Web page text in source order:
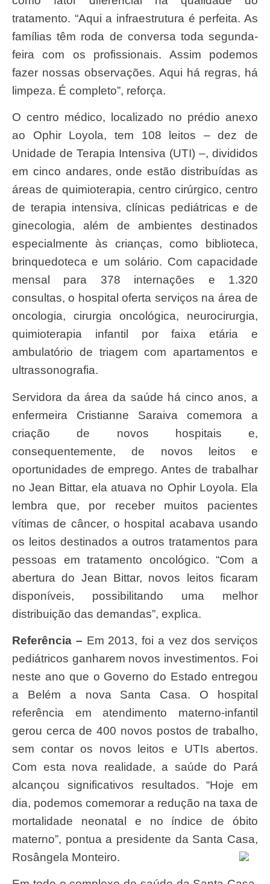
tratamento. “Aqui a infraestrutura é perfeita. As
famílias têm roda de conversa toda segunda-
feira com os profissionais. Assim podemos
fazer nossas observações. Aqui há regras, há
limpeza. É completo”, reforça.
O centro médico, localizado no prédio anexo
ao Ophir Loyola, tem 108 leitos – dez de
Unidade de Terapia Intensiva (UTI) –, divididos
em cinco andares, onde estão distribuídas as
áreas de quimioterapia, centro cirúrgico, centro
de terapia intensiva, clínicas pediátricas e de
ginecologia, além de ambientes destinados
especialmente às crianças, como biblioteca,
brinquedoteca e um solário. Com capacidade
mensal para 378 internações e 1.320
consultas, o hospital oferta serviços na área de
oncologia, cirurgia oncológica, neurocirurgia,
quimioterapia infantil por faixa etária e
ambulatório de triagem com apartamentos e
ultrassonografia.
Servidora da área da saúde há cinco anos, a
enfermeira Cristianne Saraiva comemora a
criação de novos hospitais e,
consequentemente, de novos leitos e
oportunidades de emprego. Antes de trabalhar
no Jean Bittar, ela atuava no Ophir Loyola. Ela
lembra que, por receber muitos pacientes
vítimas de câncer, o hospital acabava usando
os leitos destinados a outros tratamentos para
pessoas em tratamento oncológico. “Com a
abertura do Jean Bittar, novos leitos ficaram
disponíveis, possibilitando uma melhor
distribuição das demandas”, explica.
Referência – Em 2013, foi a vez dos serviços
pediátricos ganharem novos investimentos. Foi
neste ano que o Governo do Estado entregou
a Belém a nova Santa Casa. O hospital
referência em atendimento materno-infantil
gerou cerca de 400 novos postos de trabalho,
sem contar os novos leitos e UTIs abertos.
Com esta nova realidade, a saúde do Pará
alcançou significativos resultados. “Hoje em
dia, podemos comemorar a redução na taxa de
mortalidade neonatal e no índice de óbito
materno”, pontua a presidente da Santa Casa,
Rosângela Monteiro.